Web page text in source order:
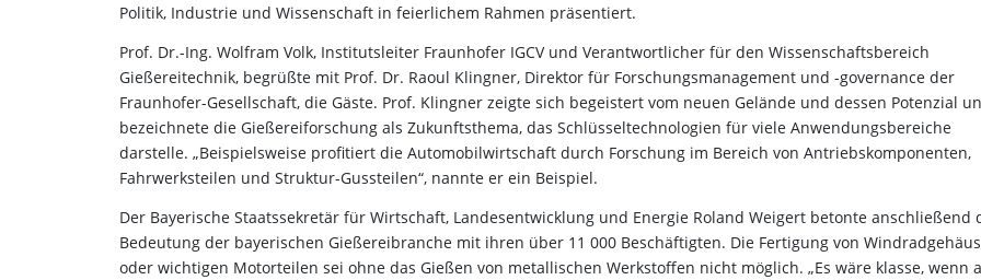
Politik, Industrie und Wissenschaft in feierlichem Rahmen präsentiert.
Prof. Dr.-Ing. Wolfram Volk, Institutsleiter Fraunhofer IGCV und Verantwortlicher für den Wissenschaftsbereich
Gießereitechnik, begrüßte mit Prof. Dr. Raoul Klingner, Direktor für Forschungsmanagement und -governance der
Fraunhofer-Gesellschaft, die Gäste. Prof. Klingner zeigte sich begeistert vom neuen Gelände und dessen Potenzial
bezeichnete die Gießereiforschung als Zukunftsthema, das Schlüsseltechnologien für viele Anwendungsbereiche
darstelle. „Beispielsweise profitiert die Automobilwirtschaft durch Forschung im Bereich von Antriebskomponenten,
Fahrwerksteilen und Struktur-Gussteilen“, nannte er ein Beispiel.
Der Bayerische Staatssekretär für Wirtschaft, Landesentwicklung und Energie Roland Weigert betonte anschließend
Bedeutung der bayerischen Gießereibranche mit ihren über 11 000 Beschäftigten. Die Fertigung von
oder wichtigen Motorteilen sei ohne das Gießen von metallischen Werkstoffen nicht möglich. „Es wäre klasse, wenn